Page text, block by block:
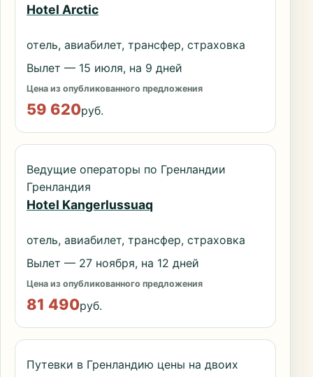
Hotel Arctic
отель, авиабилет, трансфер, страховка
Вылет — 15 июля, на 9 дней
Цена из опубликованного предложения
59 620руб.
Ведущие операторы по Гренландии
Гренландия
Hotel Kangerlussuaq
отель, авиабилет, трансфер, страховка
Вылет — 27 ноября, на 12 дней
Цена из опубликованного предложения
81 490руб.
Путевки в Гренландию цены на двоих